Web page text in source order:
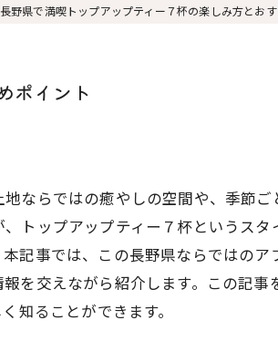
野県で満喫トップアップティー７杯の楽しみ方とお
ポイント
ならではの癒やしの空間や、季節ご
トップアップティー７杯というスタ
記事では、この長野県ならではのア
を交えながら紹介します。この記事
知ることができます。